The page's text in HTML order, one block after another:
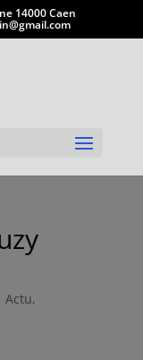
14000 Caen
Actu,